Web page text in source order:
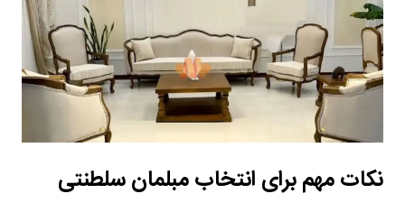
نکات مهم برای انتخاب مبلمان سلطنتی